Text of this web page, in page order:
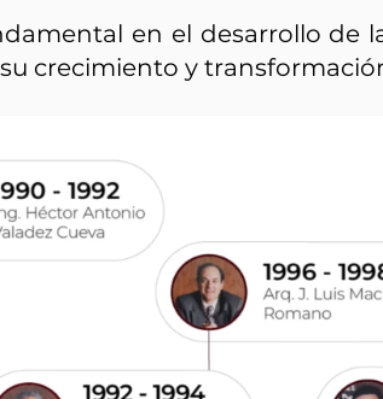
en el desarrollo
crecimiento y